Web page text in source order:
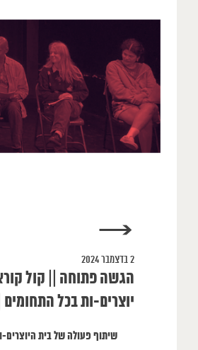
→
2 בדצמבר 2024
יוצרים-ות בכל
שיתוף פעולה של בית